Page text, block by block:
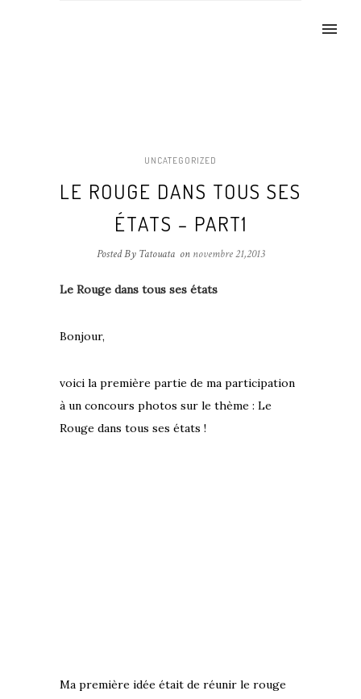
UNCATEGORIZED
LE ROUGE DANS TOUS SES
ÉTATS – PART1
Posted By Tatouata on novembre 21,2013
Le Rouge dans tous ses états
Bonjour,
voici la première partie de ma participation
à un concours photos sur le thème : Le
Rouge dans tous ses états !
Ma première idée était de réunir le rouge